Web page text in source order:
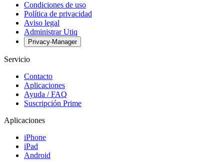
Condiciones de uso
Política de privacidad
Aviso legal
Administrar Utiq
Privacy-Manager
Servicio
Contacto
Aplicaciones
Ayuda / FAQ
Suscripción Prime
Aplicaciones
iPhone
iPad
Android